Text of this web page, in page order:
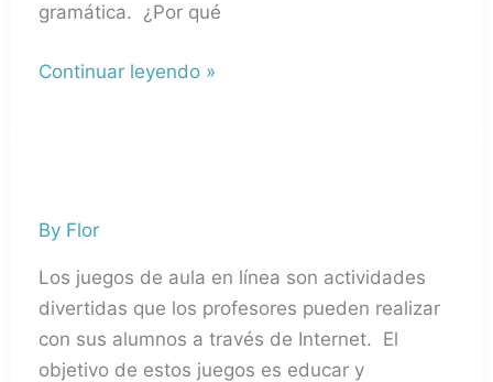
gramática. ¿Por qué
ELE
Continuar leyendo »
By Flor
Los juegos de aula en línea son actividades
divertidas que los profesores pueden realizar
con sus alumnos a través de Internet. El
objetivo de estos juegos es educar y
y
gamificación
en
clase